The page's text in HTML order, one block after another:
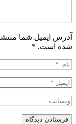
آدرس ایمیل شما
شده است. *